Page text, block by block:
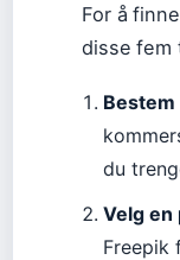
For å
disse fem
du
Velg en
Freepik